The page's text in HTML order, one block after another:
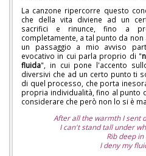
La canzone ripercorre questo
che della vita diviene ad un
sacrifici e rinunce, fino a
completamente, a tal punto da
un passaggio a mio avviso
evocativo in cui parla proprio di "
fluida", in cui pone l'accento
diversivi che ad un certo punto ti
di quel processo, che porta
propria individualità, fino al punto
considerare che però non lo si è
After all the warmth I sent
I can't stand tall under
Rib deep
I deny my